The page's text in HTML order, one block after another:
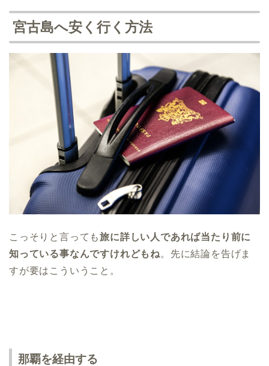
宮古島へ安く行く方法
こっそりと言っても旅に詳しい人であれば当たり前に
知っている事なんですけれどもね。先に結論を告げま
すが要はこういうこと。
那覇を経由する